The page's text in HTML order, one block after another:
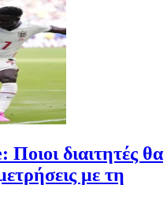
διαιτητές θα
με τη